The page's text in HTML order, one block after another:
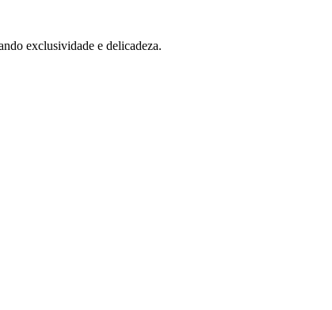
exclusividade e delicadeza.